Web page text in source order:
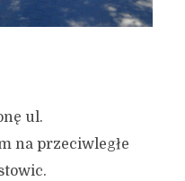
ul.
na przeciwległe